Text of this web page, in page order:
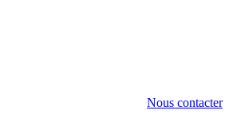
Nous contacter